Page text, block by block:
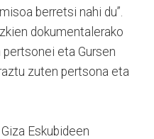
berretsi nahi du”.
dokumentalerako
eta Gursen
zuten pertsona eta
Eskubideen